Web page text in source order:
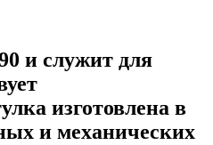
и служит для
изготовлена в
и механических